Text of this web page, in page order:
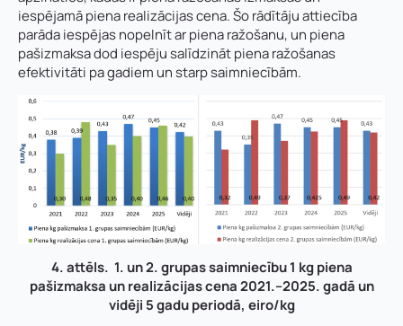
iespējamā piena realizācijas cena. Šo rādītāju attiecība
parāda iespējas nopelnīt ar piena ražošanu, un piena
pašizmaksa dod iespēju salīdzināt piena ražošanas
efektivitāti pa gadiem un starp saimniecībām.
4. attēls. 1. un 2. grupas saimniecību 1 kg piena
pašizmaksa un realizācijas cena 2021.–2025. gadā un
vidēji 5 gadu periodā, eiro/kg